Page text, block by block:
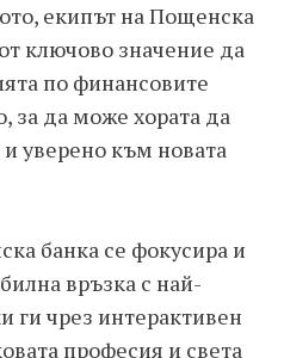
екипът на Пощенска
ключово значение да
по финансовите
за да може хората да
уверено към новата
банка се фокусира и
връзка с най-
ги чрез интерактивен
професия и света